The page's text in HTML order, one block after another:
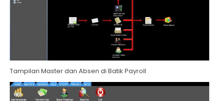
Tampilan Master dan Absen di Batik Payroll